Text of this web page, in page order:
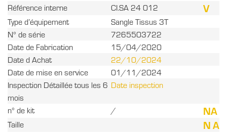
Référence interne CI.SA 24 012 V
Type d’équipement
Sangle Tissus 3T
N° de série
7265503722
Date de Fabrication
15/04/2020
Date d Achat
22/10/2024
Date de mise en service
01/11/2024
Inspection Détaillée tous les 6
mois
Date inspection
n° de kit / NA
Taille N A